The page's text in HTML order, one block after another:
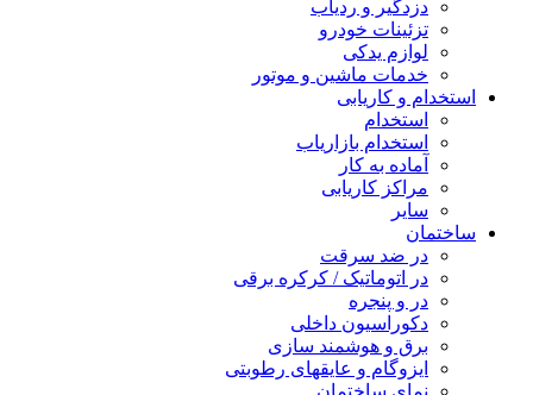
دزدگیر و ردیاب
تزئینات خودرو
لوازم یدکی
خدمات ماشین و موتور
استخدام و کاریابی
استخدام
استخدام بازاریاب
آماده به کار
مراکز کاریابی
سایر
ساختمان
در ضد سرقت
در اتوماتیک / کرکره برقی
در و پنجره
دکوراسیون داخلی
برق و هوشمند سازی
ایزوگام و عایقهای رطوبتی